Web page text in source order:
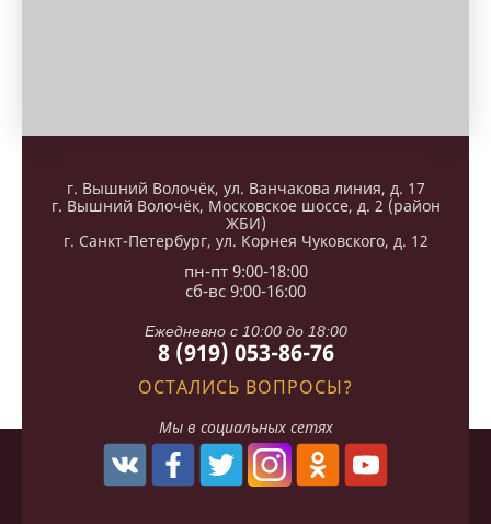
г. Вышний Волочёк, ул. Ванчакова линия, д. 17
г. Вышний Волочёк, Московское шоссе, д. 2 (район
ЖБИ)
г. Санкт-Петербург, ул. Корнея Чуковского, д. 12
пн-пт 9:00-18:00
сб-вс 9:00-16:00
Ежедневно с 10:00 до 18:00
8 (919) 053-86-76
ОСТАЛИСЬ ВОПРОСЫ?
Мы в социальных сетях